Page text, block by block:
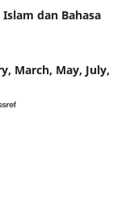
dan Bahasa
March, May, July,